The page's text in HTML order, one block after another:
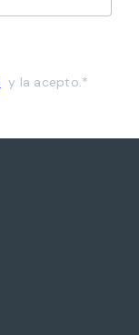
y la acepto.*